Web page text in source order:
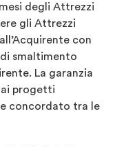
degli Attrezzi
gli Attrezzi
con
smaltimento
La garanzia
ai progetti
concordato tra le